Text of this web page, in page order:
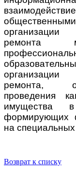
организации
ремонта
организации
ремонта,
проведения
имущества в
формирующих
на специальных
Возврат к списку